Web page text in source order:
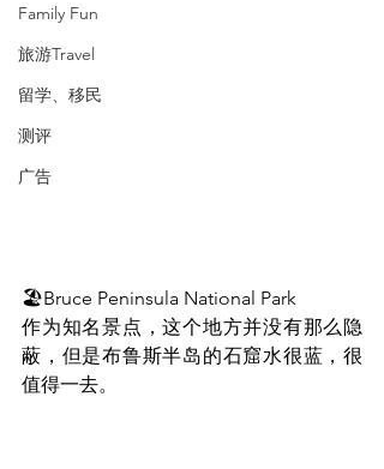
Family Fun
旅游Travel
留学、移民
测评
广告
🏖Bruce Peninsula National Park
作为知名景点，这个地方并没有那么隐
蔽，但是布鲁斯半岛的石窟水很蓝，很
值得一去。